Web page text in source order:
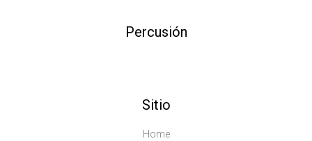
Percusión
Sitio
Home